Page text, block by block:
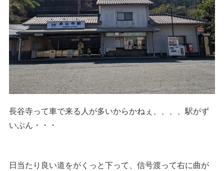
長谷寺って車で来る人が多いからかねぇ、、、、駅がず
いぶん・・・
日当たり良い道をがくっと下って、信号渡って右に曲が